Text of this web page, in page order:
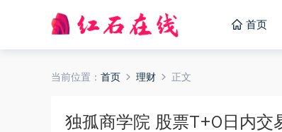
首页
当前位置： 首页 理财 正文
独孤商学院 股票T+0日内交